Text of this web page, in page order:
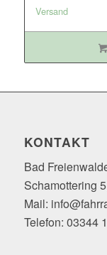
Versand
KONTAKT
Bad
Schamottering
Mail:
Telefon: 03344